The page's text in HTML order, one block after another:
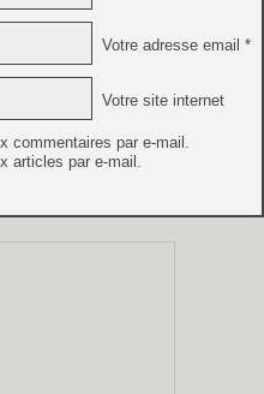
Votre adresse email *
Votre site internet
commentaires par e-mail.
articles par e-mail.